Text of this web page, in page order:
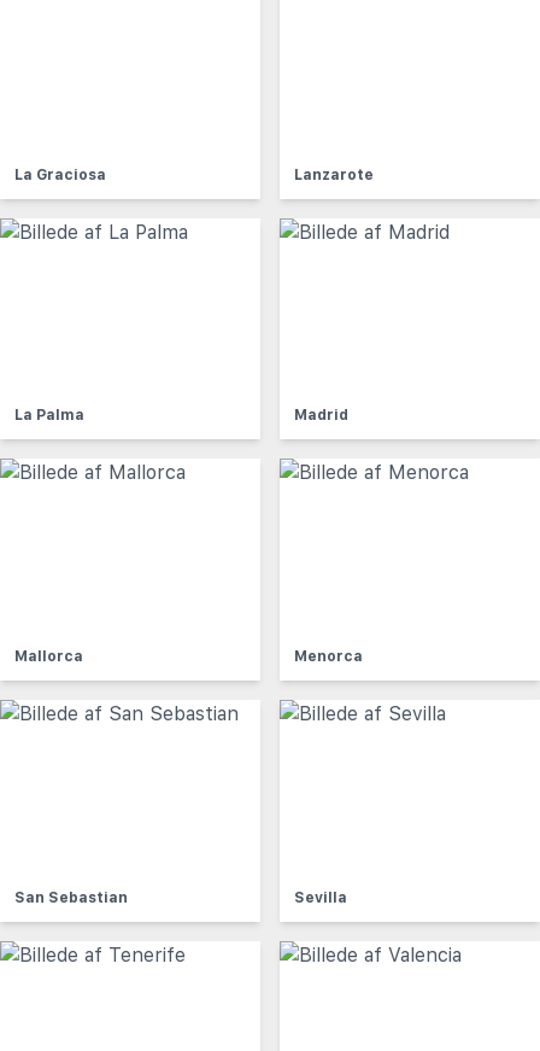
La Graciosa Lanzarote
La Palma Madrid
Mallorca Menorca
San Sebastian Sevilla